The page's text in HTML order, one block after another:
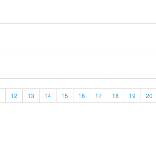
12 13 14 15 16 17 18 19 20